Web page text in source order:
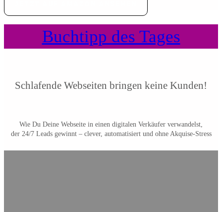
Buchtipp des Tages
Schlafende Webseiten bringen keine Kunden!
Wie Du Deine Webseite in einen digitalen Verkäufer verwandelst,
der 24/7 Leads gewinnt – clever, automatisiert und ohne Akquise-Stress